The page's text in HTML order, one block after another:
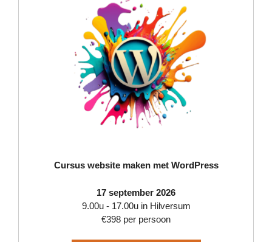
Cursus website maken met WordPress
17 september 2026
9.00u - 17.00u in Hilversum
€398 per persoon